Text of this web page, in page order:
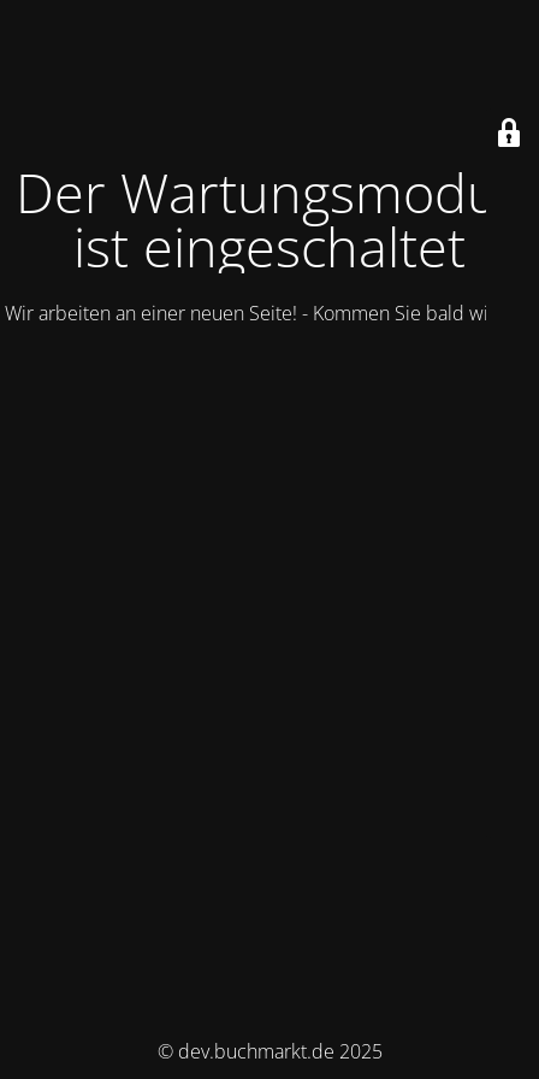
Der Wartungsmodus
ist eingeschaltet
Wir arbeiten an einer neuen Seite! - Kommen Sie bald wieder.
© dev.buchmarkt.de 2025